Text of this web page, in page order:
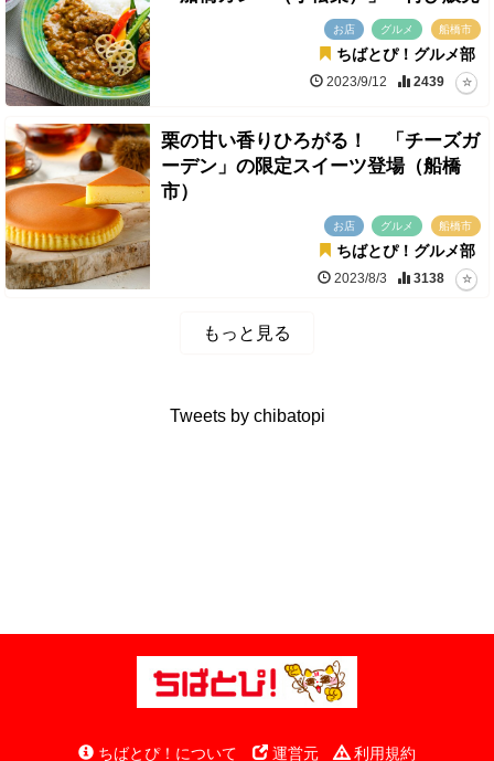
お店 グルメ 船橋市
ちばとぴ！グルメ部
2023/9/12 2439
栗の甘い香りひろがる！ 「チーズガ
ーデン」の限定スイーツ登場（船橋
市）
お店 グルメ 船橋市
ちばとぴ！グルメ部
2023/8/3 3138
もっと見る
Tweets by chibatopi
ちばとぴ！について 運営元 利用規約